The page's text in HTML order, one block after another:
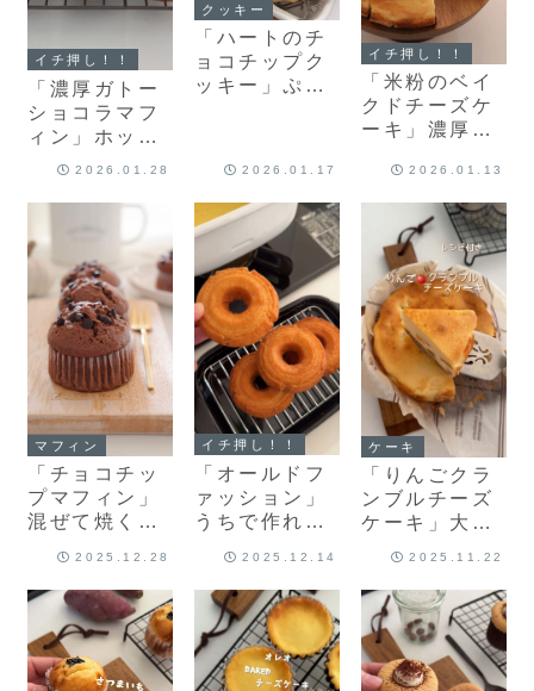
イチ押し！！
「濃厚ガトー
ショコラマフ
ィン」ホット
ケーキミック
で作るリッチ
なマフィンレ
シピだよ！
2026.01.28
クッキー
「ハートのチ
ョコチップク
ッキー」ぷっ
タインにぴっ
たりなチョコ
クッキーのレ
シピだよ！
2026.01.17
イチ押し！！
「米粉のベイ
クドチーズケ
ーキ」濃厚な
のあるベイク
ドチーズケー
キのレシピだ
よ！
2026.01.13
マフィン
「チョコチッ
プマフィン」
混ぜて焼くだ
簡単マフィン
レシピだよ！
2025.12.28
イチ押し！！
「オールドフ
ァッション」
うちで作れる
とり♡オール
ドファッショ
ンのレシピだ
よ！
2025.12.14
ケーキ
「りんごクラ
ンブルチーズ
ケーキ」大き
のベイクドチ
ーズケーキレ
シピだよ！
2025.11.22